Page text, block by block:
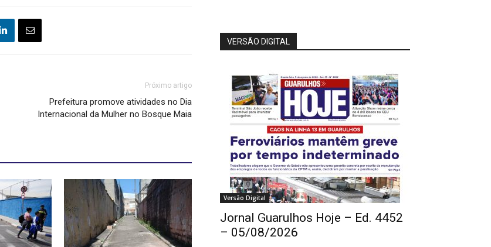
Próximo artigo
Prefeitura promove atividades no Dia
Internacional da Mulher no Bosque Maia
VERSÃO DIGITAL
Versão Digital
Jornal Guarulhos Hoje – Ed. 4452
– 05/08/2026